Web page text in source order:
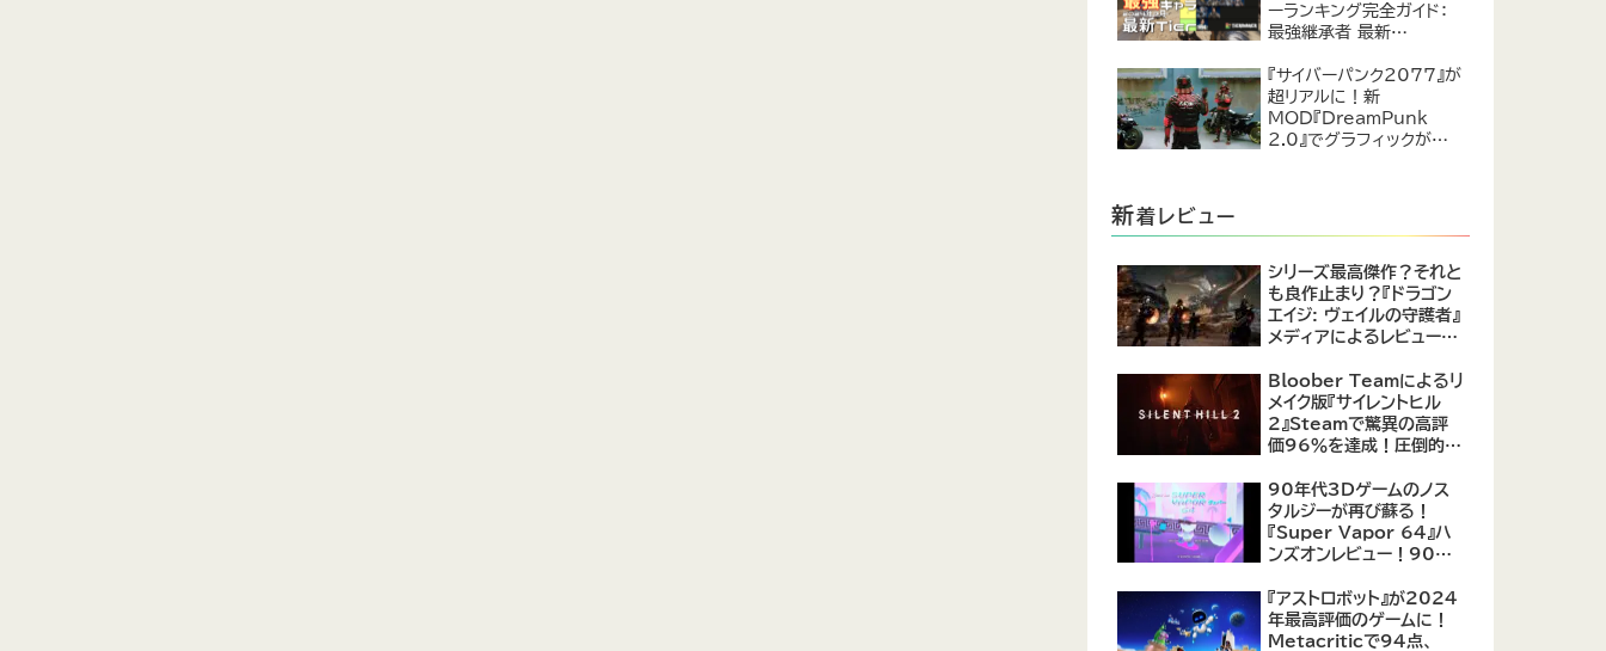
ーランキング完全ガイド：
最強継承者 最新
『サイバーパンク2077』が
超リアルに！新
MOD『DreamPunk
2.0』でグラフィックが恐ろ
新着レビュー
シリーズ最高傑作？それと
も良作止まり？『ドラゴン
エイジ: ヴェイルの守護者』
メディアによるレビューが
ラクター育成システムは好
評、戦闘システムは賛否あ
り
Bloober Teamによるリ
メイク版『サイレントヒル
2』Steamで驚異の高評
価96％を達成！圧倒的な
の復活
90年代3Dゲームのノス
タルジーが再び蘇る！
『Super Vapor 64』ハ
ンズオンレビュー！90年
再現したノスタルジックア
クション
『アストロボット』が2024
年最高評価のゲームに！
Metacriticで94点、